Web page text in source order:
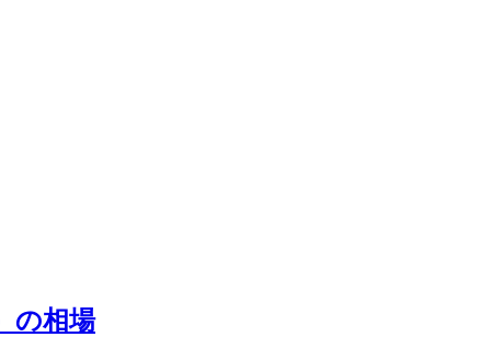
の相場